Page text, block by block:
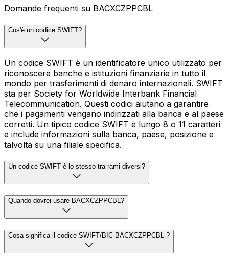
Domande frequenti su BACXCZPPCBL
Cos'è un codice SWIFT?
Un codice SWIFT è un identificatore unico utilizzato per
riconoscere banche e istituzioni finanziarie in tutto il
mondo per trasferimenti di denaro internazionali. SWIFT
sta per Society for Worldwide Interbank Financial
Telecommunication. Questi codici aiutano a garantire
che i pagamenti vengano indirizzati alla banca e al paese
corretti. Un tipico codice SWIFT è lungo 8 o 11 caratteri
e include informazioni sulla banca, paese, posizione e
talvolta su una filiale specifica.
Un codice SWIFT è lo stesso tra rami diversi?
Quando dovrei usare BACXCZPPCBL?
Cosa significa il codice SWIFT/BIC BACXCZPPCBL ?